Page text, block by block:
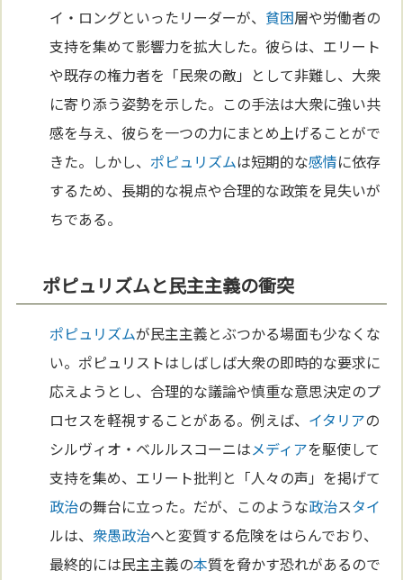
イ・ロングといったリーダーが、 貧困層や労働者の
支持を集めて影響力を拡大した。彼らは、エリート
や既存の権力者を「民衆の敵」として非難し、大衆
に寄り添う姿勢を示した。この手法は大衆に強い共
感を与え、彼らを一つの力にまとめ上げることがで
きた。しかし、 ポピュリズムは短期的な感情に依存
するため、長期的な視点や合理的な政策を見失いが
ちである。
ポピュリズムと民主主義の衝突
ポピュリズムが民主主義とぶつかる場面も少なくな
い。ポピュリストはしばしば大衆の即時的な要求に
応えようとし、合理的な議論や慎重な意思決定のプ
ロセスを軽視することがある。例えば、 イタリアの
シルヴィオ・ベルルスコーニはメディアを駆使して
支持を集め、エリート批判と「人々の声」を掲げて
政治の舞台に立った。だが、このような政治スタイ
ルは、 衆愚政治へと変質する危険をはらんでおり、
最終的には民主主義の本質を脅かす恐れがあるので